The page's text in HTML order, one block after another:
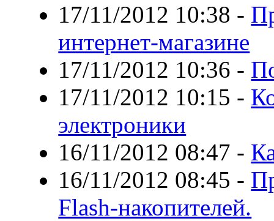
17/11/2012 10:38 -
интернет-магазине
17/11/2012 10:36 -
17/11/2012 10:15 -
электроники
16/11/2012 08:47 -
16/11/2012 08:45 -
Flash-накопителей.